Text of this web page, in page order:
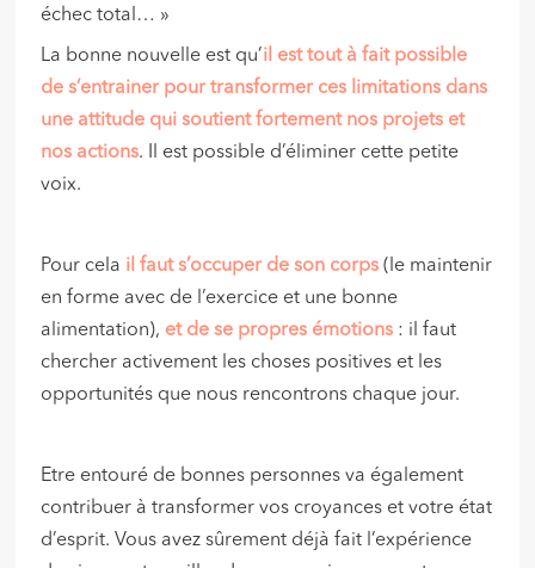
échec total… »
La bonne nouvelle est qu’il est tout à fait possible
de s’entrainer pour transformer ces limitations dans
une attitude qui soutient fortement nos projets et
nos actions. Il est possible d’éliminer cette petite
voix.
Pour cela il faut s’occuper de son corps (le maintenir
en forme avec de l’exercice et une bonne
alimentation), et de se propres émotions : il faut
chercher activement les choses positives et les
opportunités que nous rencontrons chaque jour.
Etre entouré de bonnes personnes va également
contribuer à transformer vos croyances et votre état
d’esprit. Vous avez sûrement déjà fait l’expérience